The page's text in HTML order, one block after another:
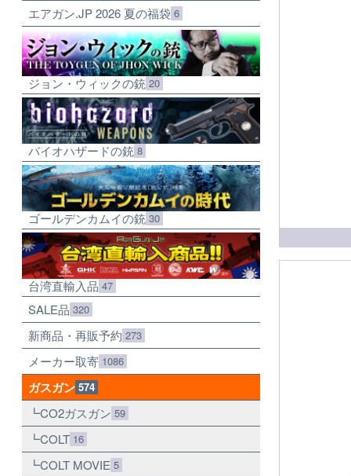
エアガン.JP 2026 夏の福袋 6
ジョン・ウィックの銃 20
バイオハザードの銃 8
ゴールデンカムイの銃 30
台湾直輸入品 47
SALE品 320
新商品・再販予約 273
メーカー取寄 1086
ガスガン 574
CO2ガスガン 59
COLT 16
COLT MOVIE 5